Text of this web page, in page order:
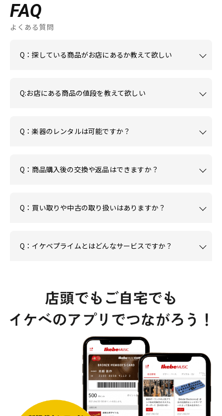
FAQ
よくある質問
Q：探している商品がお店にあるか教えて欲しい
Q:お店にある商品の値段を教えて欲しい
Q：楽器のレンタルは可能ですか？
Q：商品購入後の交換や返品はできますか？
Q：買い取りや中古の取り扱いはありますか？
Q：イケベプライムとはどんなサービスですか？